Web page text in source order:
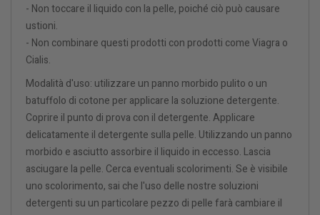
- Non toccare il liquido con la pelle, poiché ciò può causare
ustioni.
- Non combinare questi prodotti con prodotti come Viagra o
Cialis.
Modalità d'uso: utilizzare un panno morbido pulito o un
batuffolo di cotone per applicare la soluzione detergente.
Coprire il punto di prova con il detergente. Applicare
delicatamente il detergente sulla pelle. Utilizzando un panno
morbido e asciutto assorbire il liquido in eccesso. Lascia
asciugare la pelle. Cerca eventuali scolorimenti. Se è visibile
uno scolorimento, sai che l'uso delle nostre soluzioni
detergenti su un particolare pezzo di pelle farà cambiare il